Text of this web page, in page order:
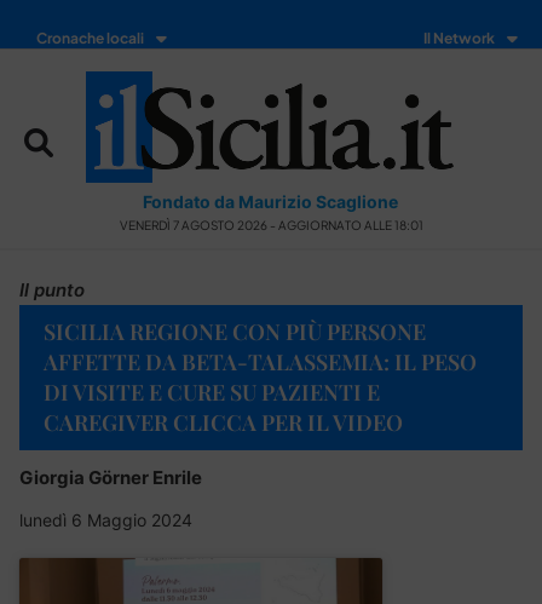
Cronache locali Il Network
Fondato da Maurizio Scaglione
VENERDÌ 7 AGOSTO 2026 - AGGIORNATO ALLE 18:01
Il punto
SICILIA REGIONE CON PIÙ PERSONE
AFFETTE DA BETA-TALASSEMIA: IL PESO
DI VISITE E CURE SU PAZIENTI E
CAREGIVER CLICCA PER IL VIDEO
Giorgia Görner Enrile
lunedì 6 Maggio 2024